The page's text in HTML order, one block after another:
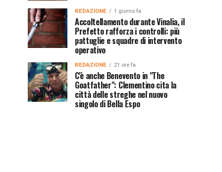
REDAZIONE 1 giorno fa
Accoltellamento durante Vinalia, il
Prefetto rafforza i controlli: più
pattuglie e squadre di intervento
operativo
REDAZIONE 21 ore fa
C'è anche Benevento in "The
Goatfather": Clementino cita la
città delle streghe nel nuovo
singolo di Bella Espo